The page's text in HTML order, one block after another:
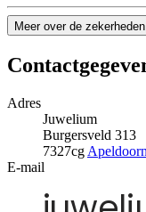
Meer over de zekerheden
Adres
Juwelium
Burgersveld 313
7327cg Apeldoorn
E-mail